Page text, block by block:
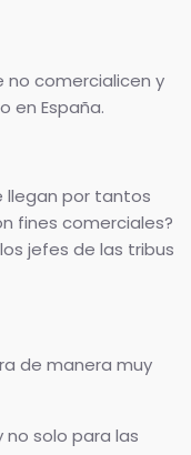
no comercialicen y
en España.
llegan por tantos
fines comerciales?
jefes de las tribus
de manera muy
solo para las